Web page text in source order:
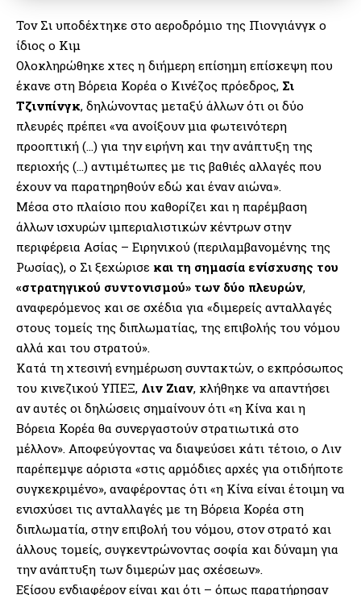
Τον Σι υποδέχτηκε στο αεροδρόμιο της Πιονγιάνγκ ο
ίδιος ο Κιμ
Ολοκληρώθηκε χτες η διήμερη επίσημη επίσκεψη που
έκανε στη Βόρεια Κορέα ο Κινέζος πρόεδρος, Σι
Τζινπίνγκ, δηλώνοντας μεταξύ άλλων ότι οι δύο
πλευρές πρέπει «να ανοίξουν μια φωτεινότερη
προοπτική (…) για την ειρήνη και την ανάπτυξη της
περιοχής (…) αντιμέτωπες με τις βαθιές αλλαγές που
έχουν να παρατηρηθούν εδώ και έναν αιώνα».
Μέσα στο πλαίσιο που καθορίζει και η παρέμβαση
άλλων ισχυρών ιμπεριαλιστικών κέντρων στην
περιφέρεια Ασίας – Ειρηνικού (περιλαμβανομένης της
Ρωσίας), ο Σι ξεχώρισε και τη σημασία ενίσχυσης του
«στρατηγικού συντονισμού» των δύο πλευρών,
αναφερόμενος και σε σχέδια για «διμερείς ανταλλαγές
στους τομείς της διπλωματίας, της επιβολής του νόμου
αλλά και του στρατού».
Κατά τη χτεσινή ενημέρωση συντακτών, ο εκπρόσωπος
του κινεζικού ΥΠΕΞ, Λιν Ζιαν, κλήθηκε να απαντήσει
αν αυτές οι δηλώσεις σημαίνουν ότι «η Κίνα και η
Βόρεια Κορέα θα συνεργαστούν στρατιωτικά στο
μέλλον». Αποφεύγοντας να διαψεύσει κάτι τέτοιο, ο Λιν
παρέπεμψε αόριστα «στις αρμόδιες αρχές για οτιδήποτε
συγκεκριμένο», αναφέροντας ότι «η Κίνα είναι έτοιμη να
ενισχύσει τις ανταλλαγές με τη Βόρεια Κορέα στη
διπλωματία, στην επιβολή του νόμου, στον στρατό και
άλλους τομείς, συγκεντρώνοντας σοφία και δύναμη για
την ανάπτυξη των διμερών μας σχέσεων».
Εξίσου ενδιαφέρον είναι και ότι – όπως παρατήρησαν